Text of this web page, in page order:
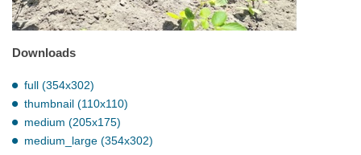
Downloads
full (354x302)
thumbnail (110x110)
medium (205x175)
medium_large (354x302)